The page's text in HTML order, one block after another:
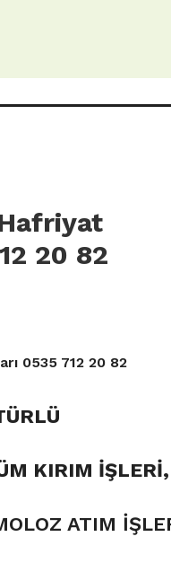
20 82
0535 712 20 82
KIRIM İŞLERİ,
ATIM